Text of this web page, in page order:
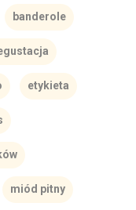
banderole
etykieta
miód pitny